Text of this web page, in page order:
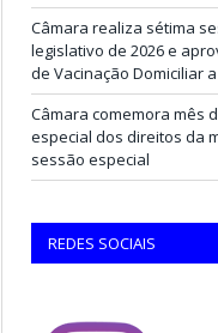
Câmara realiza sétima
legislativo de 2026 e
de Vacinação Domiciliar
Câmara comemora mês
especial dos direitos da
sessão especial
REDES SOCIAIS